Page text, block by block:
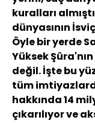
kuralları
dünyasının
Öyle bir yerde
Yüksek
değil. İşte bu
tüm
hakkında 14
çıkarılıyor ve